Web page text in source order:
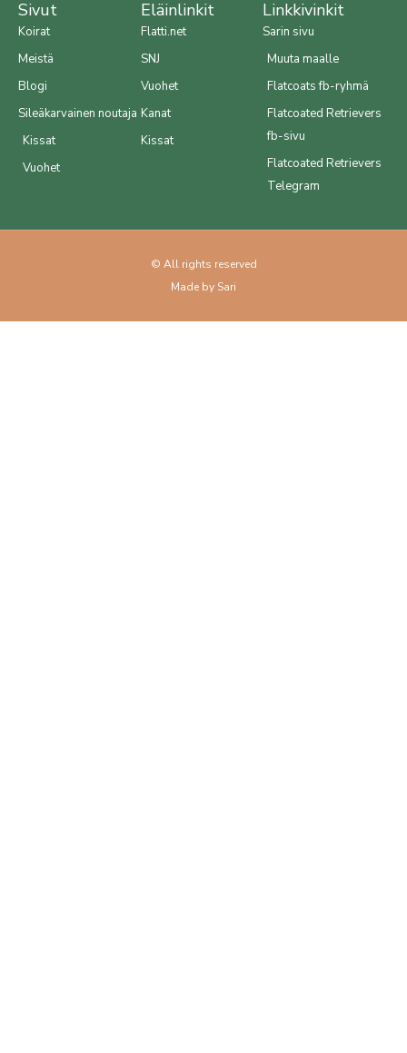
Sivut
Koirat
Meistä
Blogi
Sileäkarvainen noutaja
Kissat
Vuohet
Eläinlinkit
Flatti.net
SNJ
Vuohet
Kanat
Kissat
Linkkivinkit
Sarin sivu
Muuta maalle
Flatcoats fb-ryhmä
Flatcoated Retrievers
fb-sivu
Flatcoated Retrievers
Telegram
© All rights reserved
Made by Sari